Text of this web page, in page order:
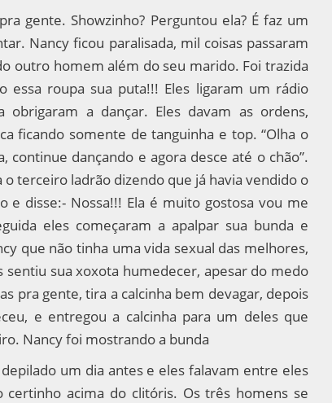
gente. Showzinho? Perguntou ela? É faz um
Nancy ficou paralisada, mil coisas passaram
outro homem além do seu marido. Foi trazida
roupa sua puta!!! Eles ligaram um rádio
a dançar. Eles davam as ordens,
ficando somente de tanguinha e top. “Olha o
dançando e agora desce até o chão”.
terceiro ladrão dizendo que já havia vendido o
disse:- Nossa!!! Ela é muito gostosa vou me
eles começaram a apalpar sua bunda e
que não tinha uma vida sexual das melhores,
sentiu sua xoxota humedecer, apesar do medo
pra gente, tira a calcinha bem devagar, depois
e entregou a calcinha para um deles que
Nancy foi mostrando a bunda
um dia antes e eles falavam entre eles
acima do clitóris. Os três homens se